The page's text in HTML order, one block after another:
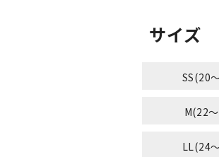
サイズ
SS(20
M(22
LL(24